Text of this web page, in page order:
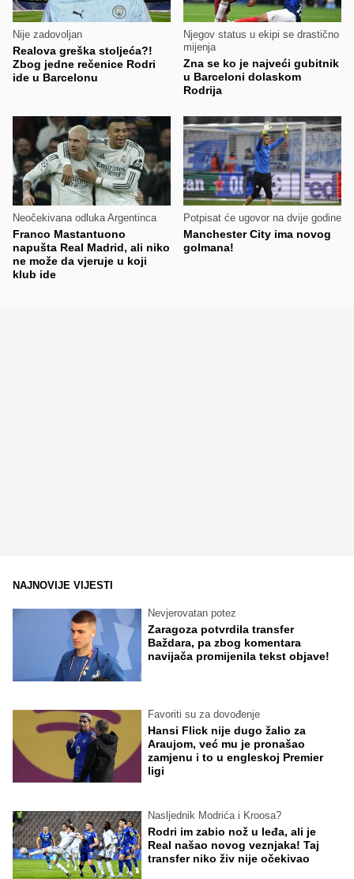
Nije zadovoljan
Realova greška stoljeća?!
Zbog jedne rečenice Rodri
ide u Barcelonu
Njegov status u ekipi se drastično
mijenja
Zna se ko je najveći gubitnik
u Barceloni dolaskom
Rodrija
Neočekivana odluka Argentinca
Franco Mastantuono
napušta Real Madrid, ali niko
ne može da vjeruje u koji
klub ide
Potpisat će ugovor na dvije godine
Manchester City ima novog
golmana!
NAJNOVIJE VIJESTI
Nevjerovatan potez
Zaragoza potvrdila transfer
Baždara, pa zbog komentara
navijača promijenila tekst objave!
Favoriti su za dovođenje
Hansi Flick nije dugo žalio za
Araujom, već mu je pronašao
zamjenu i to u engleskoj Premier
ligi
Nasljednik Modrića i Kroosa?
Rodri im zabio nož u leđa, ali je
Real našao novog veznjaka! Taj
transfer niko živ nije očekivao